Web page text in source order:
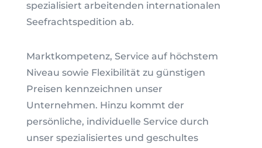
spezialisiert arbeitenden internationalen
Seefrachtspedition ab.
Marktkompetenz, Service auf höchstem
Niveau sowie Flexibilität zu günstigen
Preisen kennzeichnen unser
Unternehmen. Hinzu kommt der
persönliche, individuelle Service durch
unser spezialisiertes und geschultes